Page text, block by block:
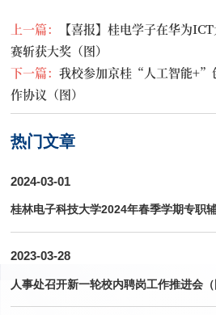
上一篇：
【喜报】桂电学子在华为
赛斩获大奖（图）
下一篇：我校参加京桂“人工智能+”
作协议（图）
热门文章
2024-03-01
桂林电子科技大学2024年春季学期专职
2023-03-28
人事处召开新一轮校内聘岗工作推进会（